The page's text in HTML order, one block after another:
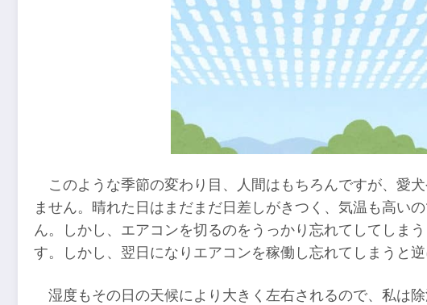
このような季節の変わり目、人間はもちろんですが、愛
ません。晴れた日はまだまだ日差しがきつく、気温も高い
ん。しかし、エアコンを切るのをうっかり忘れてしてしま
す。しかし、翌日になりエアコンを稼働し忘れてしまうと
湿度もその日の天候により大きく左右されるので、私は